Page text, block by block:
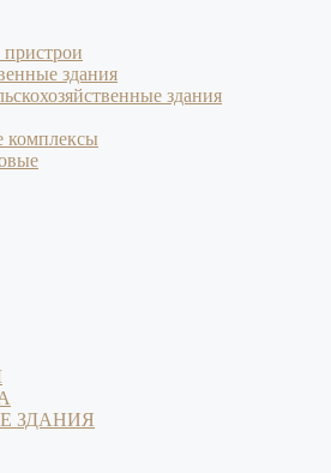
здания
здания
комплексы
ЗДАНИЯ